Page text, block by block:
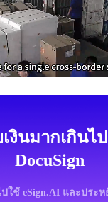
งินมากเกินไ
DocuSign
ปใช้ eSign.AI และประห